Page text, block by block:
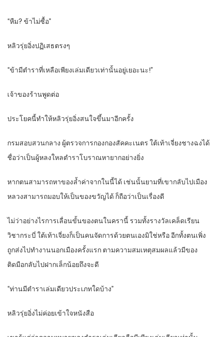
“หืม? ข้าไม่ซื้อ”
หลิวรุ่ยอิ่งปฏิเสธตรงๆ
“ข้ามีตำราที่เหลือเพียงเล่มเดียวเท่านั้นอยู่เยอะนะ!”
เจ้าของร้านพูดต่อ
ประโยคนี้ทำให้หลิวรุ่ยอิ่งสนใจขึ้นมาอีกครั้ง
กรมสอบสวนกลาง ผู้ตรวจการกองกองสัคคะเนตร ใต้เท้าเจี่ยงชางฉงได้
ชื่อว่าเป็นผู้หลงใหลตำราโบราณหายากอย่างยิ่ง
หากตนสามารถหาของล้ำค่าจากในนี้ได้ เช่นนั้นยามที่เขากลับไปเมือง
หลวงสามารถมอบให้เป็นของขวัญได้ ก็ถือว่าเป็นเรื่องดี
ไม่ว่าอย่างไรการเลื่อนขั้นของตนในครานี้ รวมทั้งรางวัลเคล็ดเรียน
วิชากระบี่ ใต้เท้าเจี่ยงก็เป็นคนจัดการด้วยตนเองมิใช่หรือ อีกทั้งตนเพิ่ง
ถูกส่งไปทำงานนอกเมืองครั้งแรก ตามความสมเหตุสมผลแล้วมีของ
ติดมือกลับไปฝากเล็กน้อยถึงจะดี
“ท่านมีตำราเล่มเดียวประเภทใดบ้าง”
หลิวรุ่ยอิ่งไม่ค่อยเข้าใจหนังสือ